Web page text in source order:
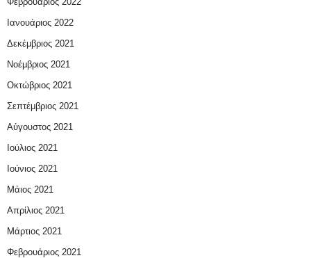
Ιανουάριος 2022
Δεκέμβριος 2021
Νοέμβριος 2021
Οκτώβριος 2021
Σεπτέμβριος 2021
Αύγουστος 2021
Ιούλιος 2021
Ιούνιος 2021
Μάιος 2021
Απρίλιος 2021
Μάρτιος 2021
Φεβρουάριος 2021